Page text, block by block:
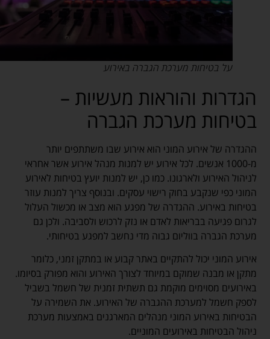
על בטיחות מערכת הגברה באירוע
הגדרות והוראות מעשיות –
בטיחות מערכת הגברה
ההגדרה של אירוע המוני הוא אירוע שבו משתתפים יותר
מ-1000 אנשים. לכל אירוע יש למנות מנהל אירוע אשר אחראי
לניהול האירוע ולארגונו. כמו כן, יש למנות יועץ בטיחות לאירוע
המוני כפי שנקבע בחוק רישוי עסקים. ובנוסף צריך למנות עוזר
בטיחות באירוע. ההגדרה של מפגע הוא מצב או מכשול העלול
לגרום פגיעה בבריאות לאדם או נזק לרכוש ולסביבה. ולכן גם
מערכת הגברה בווליום גבוה מדי נחשב למפגע בטיחותי.
אירוע המוני יכול להתקיים באתר קבוע או במתקן זמני, כלומר
מתקן או מבנה שמוקם במיוחד לצורך האירוע והוא מפורק בסיומו.
באירועים מסוימים מוקמת גם תשתית זמנית של חשמל בשביל
לספק חשמל למערכת ההגברה של האירוע. את השמירה על
הבטיחות באירוע המוני מנהלים המארגנים באמצעות מערכת
ניהול הבטיחות באירועים המוניים.